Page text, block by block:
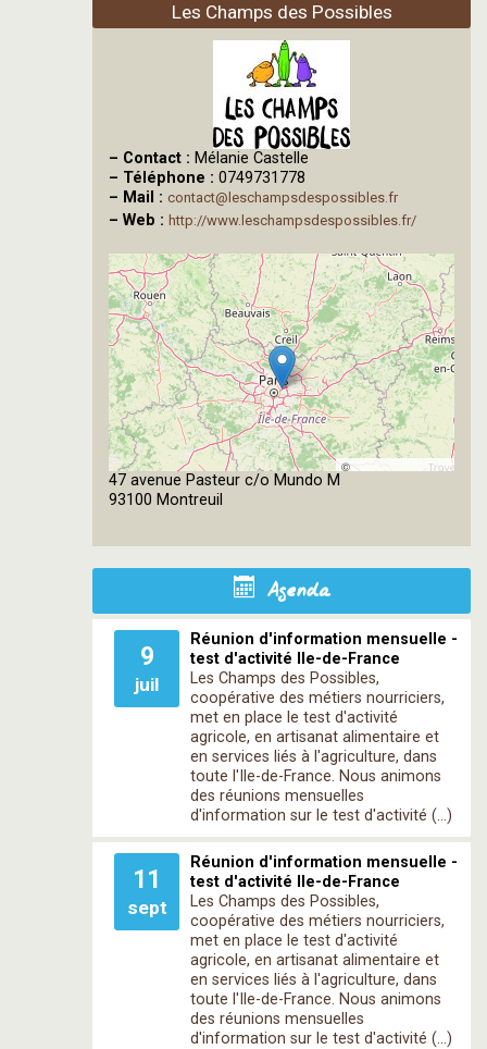
Les Champs des Possibles
– Contact : Mélanie Castelle
– Téléphone : 0749731778
– Mail : contact@leschampsdespossibles.fr
– Web : http://www.leschampsdespossibles.fr/
©
47 avenue Pasteur c/o Mundo M
93100 Montreuil
Agenda
9
juil
Réunion d'information mensuelle -
test d'activité Ile-de-France
Les Champs des Possibles,
coopérative des métiers nourriciers,
met en place le test d'activité
agricole, en artisanat alimentaire et
en services liés à l'agriculture, dans
toute l'Ile-de-France. Nous animons
des réunions mensuelles
d'information sur le test d'activité (…)
11
sept
Réunion d'information mensuelle -
test d'activité Ile-de-France
Les Champs des Possibles,
coopérative des métiers nourriciers,
met en place le test d'activité
agricole, en artisanat alimentaire et
en services liés à l'agriculture, dans
toute l'Ile-de-France. Nous animons
des réunions mensuelles
d'information sur le test d'activité (…)